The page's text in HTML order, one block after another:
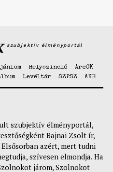
szubjektív élményportál
Helyszínelő
ArcOK
Levéltár SZPSZ AKB
szubjektív élményportál,
Bajnai Zsolt ír,
azért, mert tudni
szívesen elmondja. Ha
járom, Szolnokot